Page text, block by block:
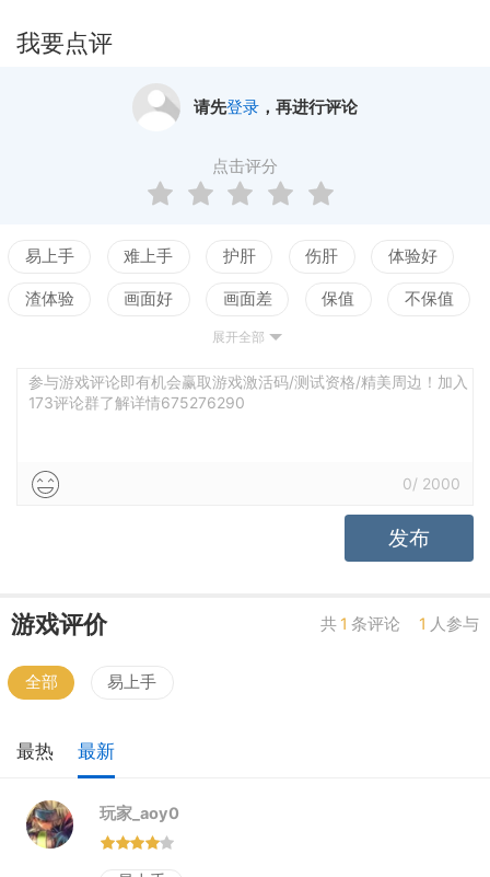
式下游戏都可获得刺激的体验，残暴的战斗场景会让
上的任何单位，改变已经下达的命令和操作，升级或
修复你的设备和运载工具。故事从苏联、盟军和德军
的战役中展开，总共由19场战役组成。逼真的军事装
备和仪器完全根据历史资料进行复原性重造。使用高
色。单人战役模式提供了可以让玩家自定义用户界面
的功能。全方位的联机功能，独特的地图（日本战
我要点评
请先登录，再进行评论
点击评分
易上手 难上手 护肝 伤肝 体验好
渣体验 画面好 画面差 保值 不保值
测试
展开全部
参与游戏评论即有机会赢取游戏激活码/测试资格/精美周边！加入
173评论群了解详情675276290
0/ 2000
发布
游戏评价 共 1 条评论 1 人参与
全部 易上手
最热 最新
玩家_aoy0